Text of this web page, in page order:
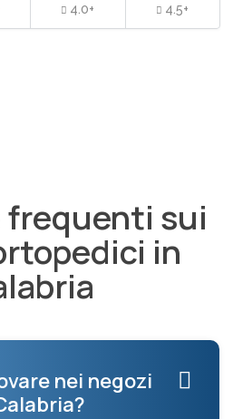
4.0+ 4.5+
frequenti sui
in
nei negozi